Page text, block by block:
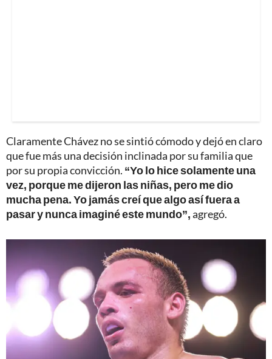
Claramente Chávez no se sintió cómodo y dejó en claro
que fue más una decisión inclinada por su familia que
por su propia convicción. “Yo lo hice solamente una
vez, porque me dijeron las niñas, pero me dio
mucha pena. Yo jamás creí que algo así fuera a
pasar y nunca imaginé este mundo”,agregó.